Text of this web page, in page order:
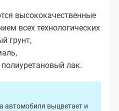
высококачественные
всех технологических
грунт,
лак.
автомобиля выцветает и